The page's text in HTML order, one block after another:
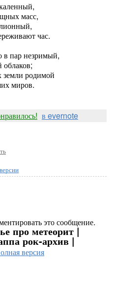
масс,
час.
в пар незримый,
облаков;
родимой
миров.
в evernote
это сообщение.
про метеорит |
рок-архив |
версия